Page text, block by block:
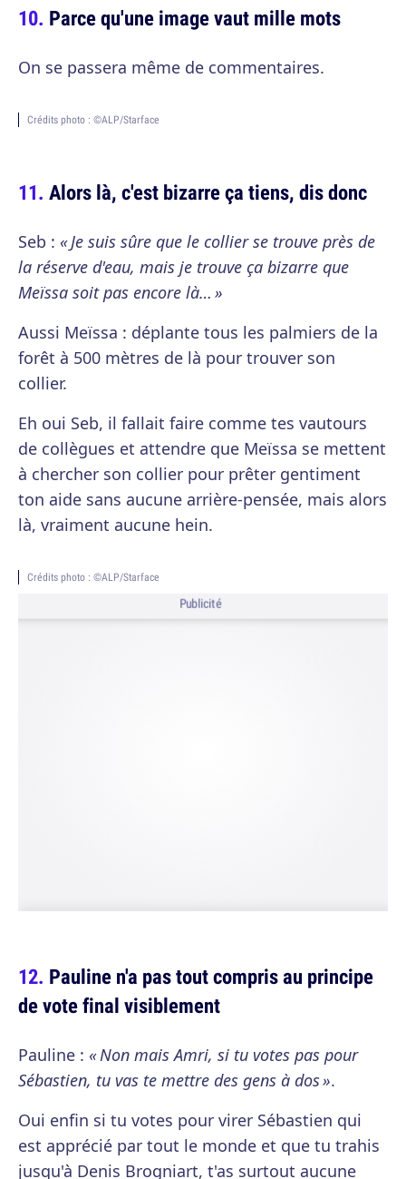
Parce qu'une image vaut mille mots
On se passera même de commentaires.
Crédits photo : ©ALP/Starface
Alors là, c'est bizarre ça tiens, dis donc
Seb : « Je suis sûre que le collier se trouve près de
la réserve d'eau, mais je trouve ça bizarre que
Meïssa soit pas encore là… »
Aussi Meïssa : déplante tous les palmiers de la
forêt à 500 mètres de là pour trouver son
collier.
Eh oui Seb, il fallait faire comme tes vautours
de collègues et attendre que Meïssa se mettent
à chercher son collier pour prêter gentiment
ton aide sans aucune arrière-pensée, mais alors
là, vraiment aucune hein.
Crédits photo : ©ALP/Starface
Publicité
Pauline n'a pas tout compris au principe
de vote final visiblement
Pauline : « Non mais Amri, si tu votes pas pour
Sébastien, tu vas te mettre des gens à dos ».
Oui enfin si tu votes pour virer Sébastien qui
est apprécié par tout le monde et que tu trahis
jusqu'à Denis Brogniart, t'as surtout aucune